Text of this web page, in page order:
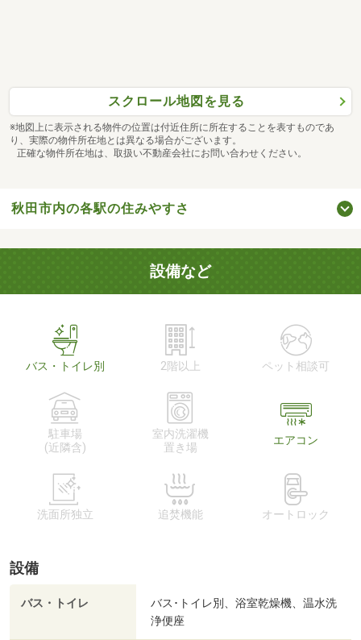
スクロール地図を見る
※地図上に表示される物件の位置は付近住所に所在することを表すものであ
り、実際の物件所在地とは異なる場合がございます。
正確な物件所在地は、取扱い不動産会社にお問い合わせください。
秋田市内の各駅の住みやすさ
設備など
バス・トイレ別 2階以上 ペット相談可
駐車場
(近隣含)
室内洗濯機
置き場
エアコン
洗面所独立 追焚機能 オートロック
設備
バス・トイレ
バス･トイレ別、浴室乾燥機、温水洗
浄便座